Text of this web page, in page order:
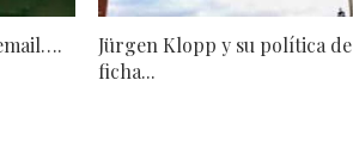
Jürgen Klopp y su política de
ficha...